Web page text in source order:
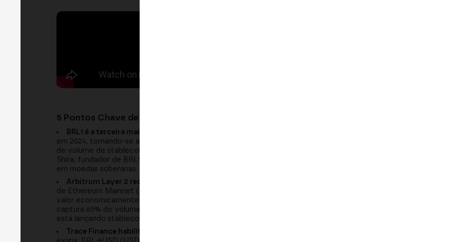
5 Pontos Chave de Aprendizado:
BRL1 é a terceira maior stablecoin, competidor direto de USDT no Brasil:
em 2024, tornando-se a terceira stablecoin após TETHER (USDT) e USD Coin (USDC). No Brasil especificamente,
de volume de stablecoin (vs. USDT 35%, USDC 15%) porque está denominada em reais e reduz fricção de
Shira, fundador de BRL1, enfatizou que moedas locais em stablecoins são inevitáveis quando inflação +
em moedas soberanas. Fonte: BRL1 Market Data 2024-2025, Brazilian Stablecoin Market Share Analysis.
Arbitrum Layer 2 reduz custos de transação de 50+ USD para 0.001 USD, tornando stablecoins locais viáveis:
de Ethereum Mainnet (50-500 USD por transação em bear markets, 5-50 USD em mercados normais) torna
valor economicamente inviáveis. Arbitrum, com custos de 0.001 USD, permitiu que stablecoins locais prosperem.
captura 65% do volume vs. 20% em Mainnet. Isto explica por que cada moeda local (pesos chilenos, pesos
está lançando stablecoins em Arbitrum 2024-2025. Fonte: Arbitrum Gas Cost Analysis 2024, Arbitrum Layer 2
Trace Finance habilita pagamentos transfronteiriços sem conversão para USD: